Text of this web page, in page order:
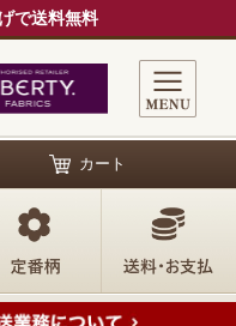
で送料無料
カート